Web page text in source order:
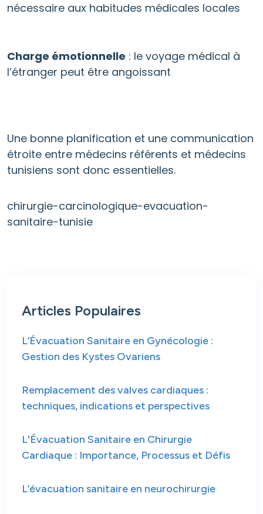
nécessaire aux habitudes médicales locales
Charge émotionnelle : le voyage médical à
l’étranger peut être angoissant
Une bonne planification et une communication
étroite entre médecins référents et médecins
tunisiens sont donc essentielles.
chirurgie-carcinologique-evacuation-
sanitaire-tunisie
Articles Populaires
L’Évacuation Sanitaire en Gynécologie :
Gestion des Kystes Ovariens
Remplacement des valves cardiaques :
techniques, indications et perspectives
L'Évacuation Sanitaire en Chirurgie
Cardiaque : Importance, Processus et Défis
L’évacuation sanitaire en neurochirurgie